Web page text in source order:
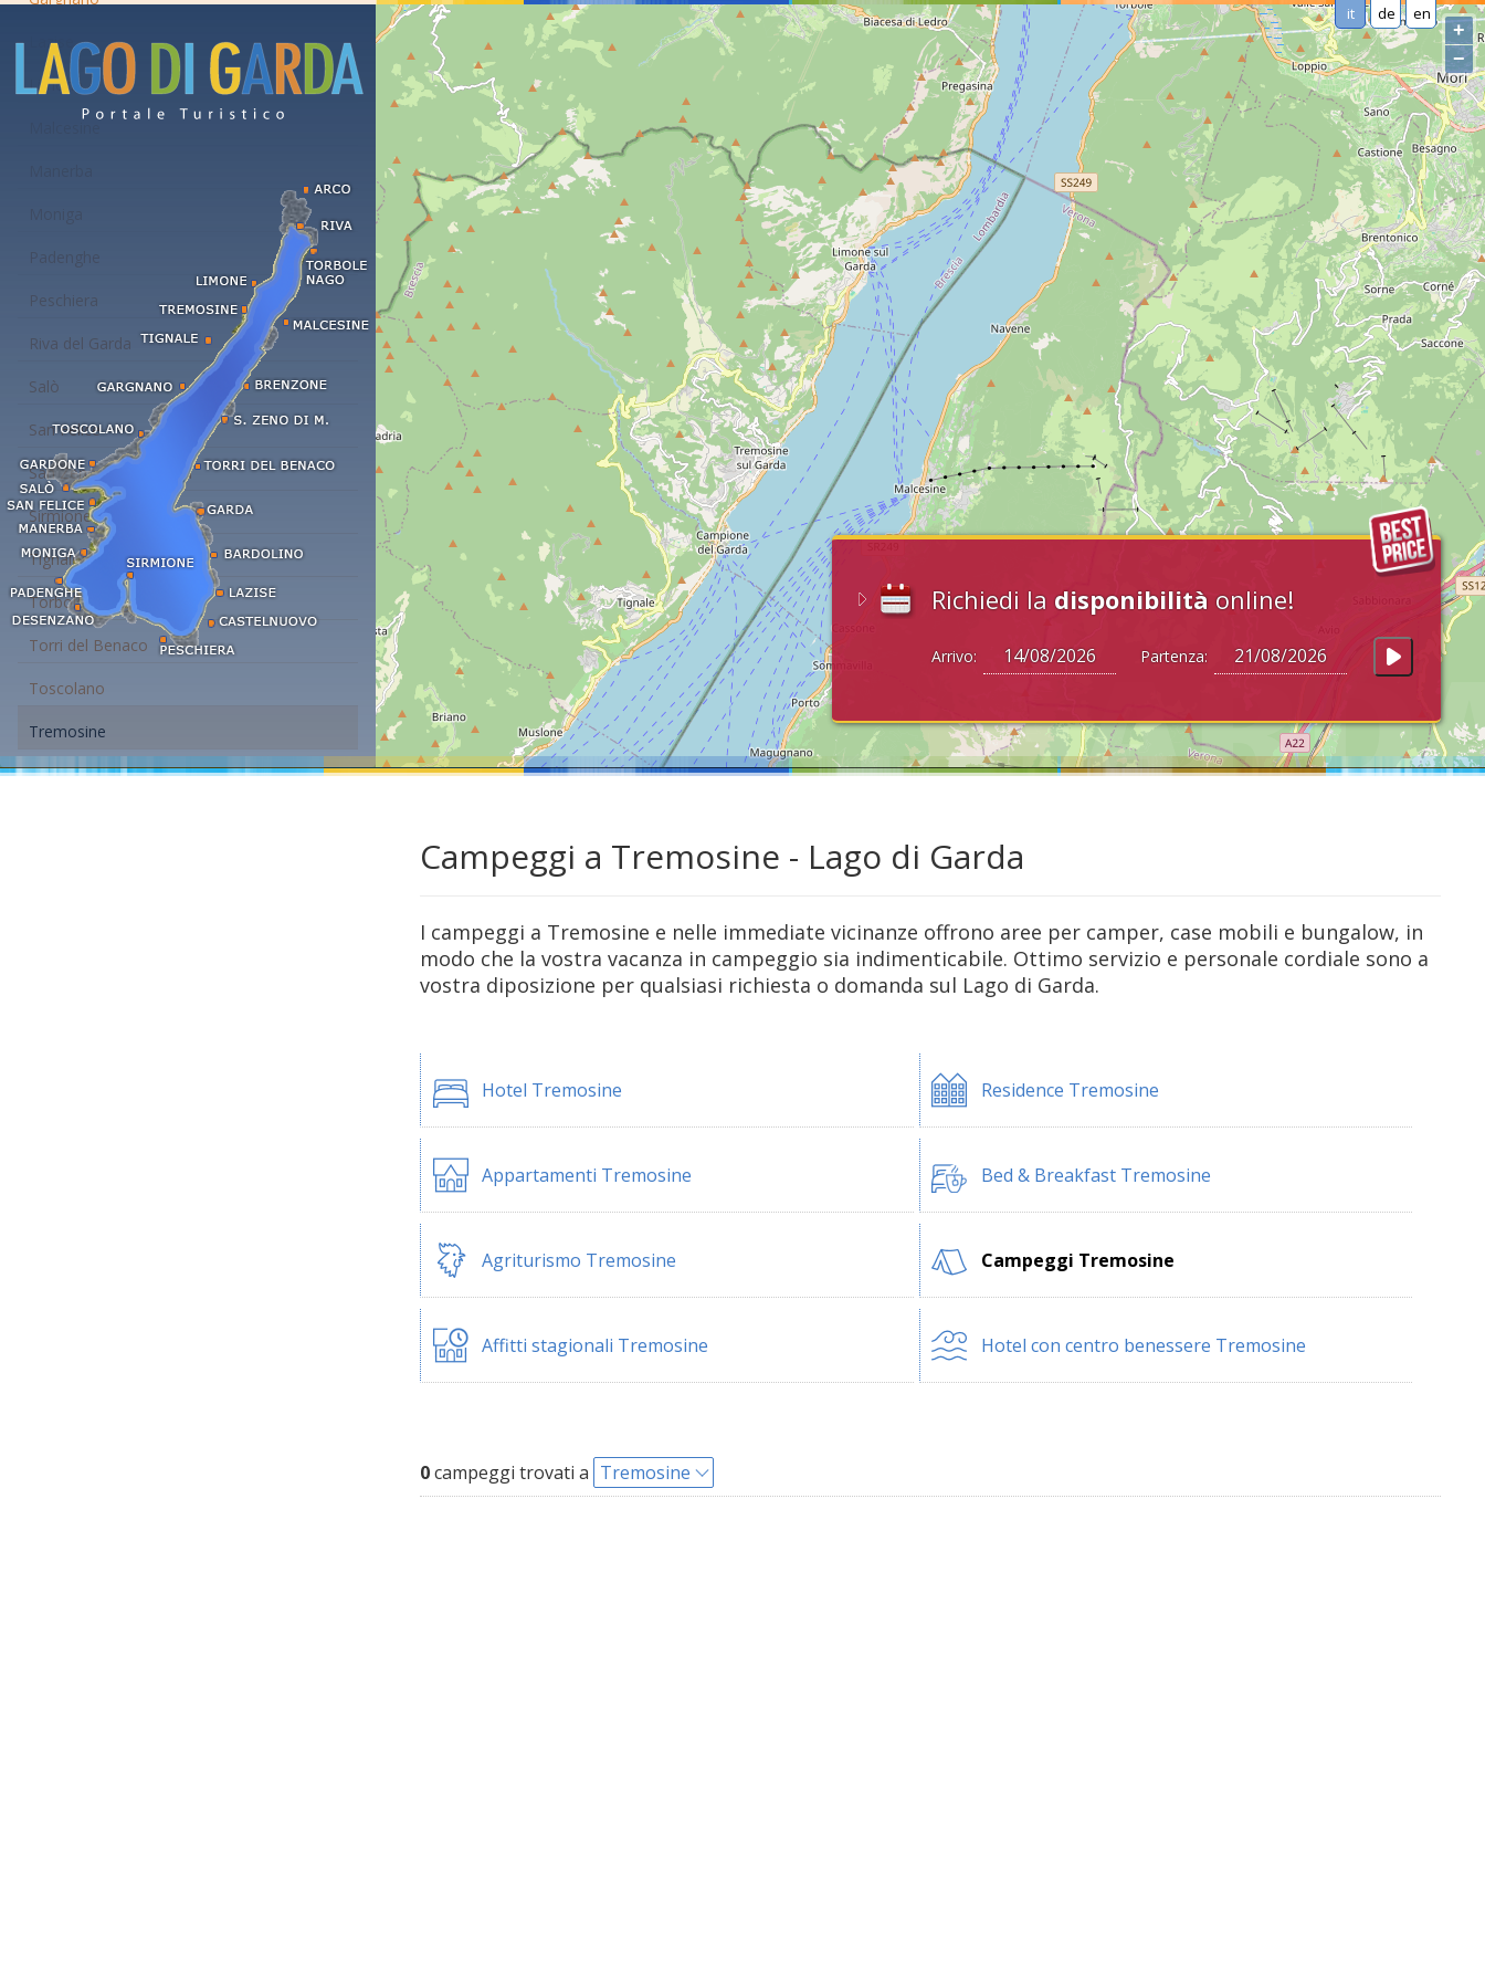
it de en
Richiedi la disponibilità online!
Arrivo: Partenza:
+
−
Lazise
Limone
Padenghe
Peschiera
Riva del Garda
Salò
San Felice
San Zeno di Montagna
Sirmione
Tignale
Torbole - Nago
Torri del Benaco
Toscolano
Tremosine
Campeggi a Tremosine - Lago di Garda
I campeggi a Tremosine e nelle immediate vicinanze offrono aree per camper, case mobili e bungalow, in
modo che la vostra vacanza in campeggio sia indimenticabile. Ottimo servizio e personale cordiale sono a
vostra diposizione per qualsiasi richiesta o domanda sul Lago di Garda.
Hotel Tremosine Residence Tremosine
Appartamenti Tremosine Bed & Breakfast Tremosine
Agriturismo Tremosine Campeggi Tremosine
Affitti stagionali Tremosine Hotel con centro benessere Tremosine
0campeggi trovati a Tremosine